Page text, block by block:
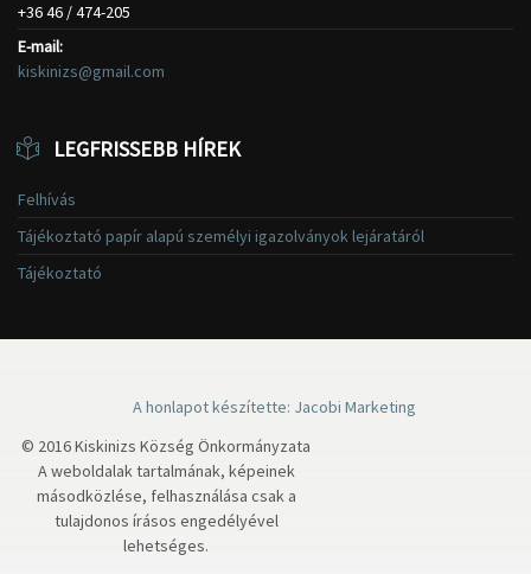
+36 46 / 474-205
E-mail:
kiskinizs@gmail.com
LEGFRISSEBB HÍREK
Felhívás
Tájékoztató papír alapú személyi igazolványok lejáratáról
Tájékoztató
A honlapot készítette: Jacobi Marketing
© 2016 Kiskinizs Község Önkormányzata
A weboldalak tartalmának, képeinek
másodközlése, felhasználása csak a
tulajdonos írásos engedélyével
lehetséges.